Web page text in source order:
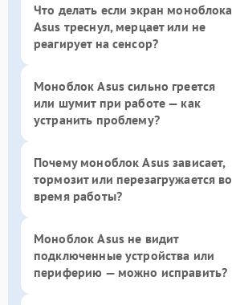
Что делать если экран моноблока
Asus треснул, мерцает или не
реагирует на сенсор?
Моноблок Asus сильно греется
или шумит при работе — как
устранить проблему?
Почему моноблок Asus зависает,
тормозит или перезагружается во
время работы?
Моноблок Asus не видит
подключенные устройства или
периферию — можно исправить?